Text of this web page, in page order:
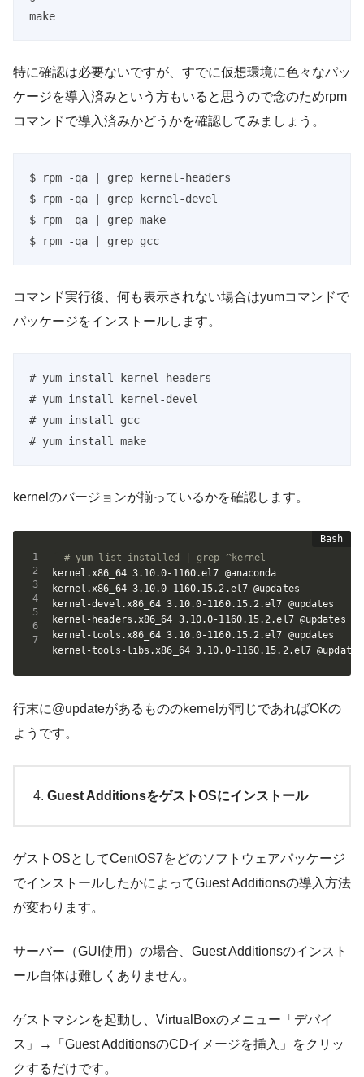
make
特に確認は必要ないですが、すでに仮想環境に色々なパッ
ケージを導入済みという方もいると思うので念のためrpm
コマンドで導入済みかどうかを確認してみましょう。
$ rpm -qa | grep kernel-headers
$ rpm -qa | grep kernel-devel
$ rpm -qa | grep make
$ rpm -qa | grep gcc
コマンド実行後、何も表示されない場合はyumコマンドで
パッケージをインストールします。
# yum install kernel-headers
# yum install kernel-devel
# yum install gcc
# yum install make
kernelのバージョンが揃っているかを確認します。
# yum list installed | grep ^kernel
kernel.x86_64 3.10.0-1160.el7 @anaconda
kernel.x86_64 3.10.0-1160.15.2.el7 @updates
kernel-devel.x86_64 3.10.0-1160.15.2.el7 @updates
kernel-headers.x86_64 3.10.0-1160.15.2.el7 @updates
kernel-tools.x86_64 3.10.0-1160.15.2.el7 @updates
kernel-tools-libs.x86_64 3.10.0-1160.15.2.el7
行末に@updateがあるもののkernelが同じであればOKの
ようです。
Guest AdditionsをゲストOSにインストール
ゲストOSとしてCentOS7をどのソフトウェアパッケージ
でインストールしたかによってGuest Additionsの導入方法
が変わります。
サーバー（GUI使用）の場合、Guest Additionsのインスト
ール自体は難しくありません。
ゲストマシンを起動し、VirtualBoxのメニュー「デバイ
ス」→「Guest AdditionsのCDイメージを挿入」をクリッ
クするだけです。